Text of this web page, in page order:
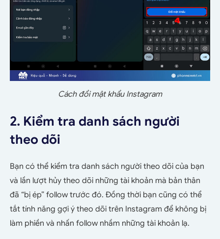
Cách đổi mật khẩu Instagram
2. Kiểm tra danh sách người
theo dõi
Bạn có thể kiểm tra danh sách người theo dõi của bạn
và lần lượt hủy theo dõi những tài khoản mà bản thân
đã “bị ép” follow trước đó. Đồng thời bạn cũng có thể
tắt tính năng gợi ý theo dõi trên Instagram để không bị
làm phiền và nhấn follow nhầm những tài khoản lạ.